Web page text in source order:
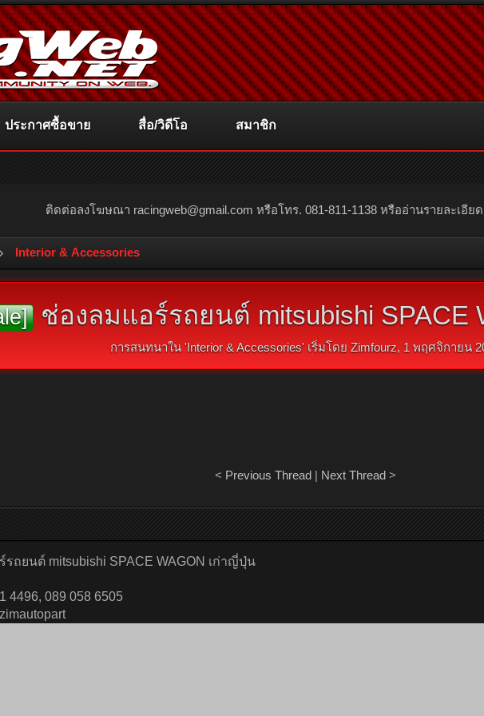
ติดต่อลงโฆษณา racingweb@gmail.com หรือโทร. 081-811-1138 หรืออ่านรายละเอีย
Interior & Accessories
ช่องลมแอร์รถยนต์ mitsubishi SPACE
การสนทนาใน 'Interior & Accessories' เริ่มโดย Zimfourz, 1 พฤศจิกายน
< Previous Thread| Next Thread>
ถยนต์ mitsubishi SPACE WAGON เก่าญี่ปุ่น
4496, 089 058 6505
ประกาศซื้อขาย สื่อ/วิดีโอ สมาชิก